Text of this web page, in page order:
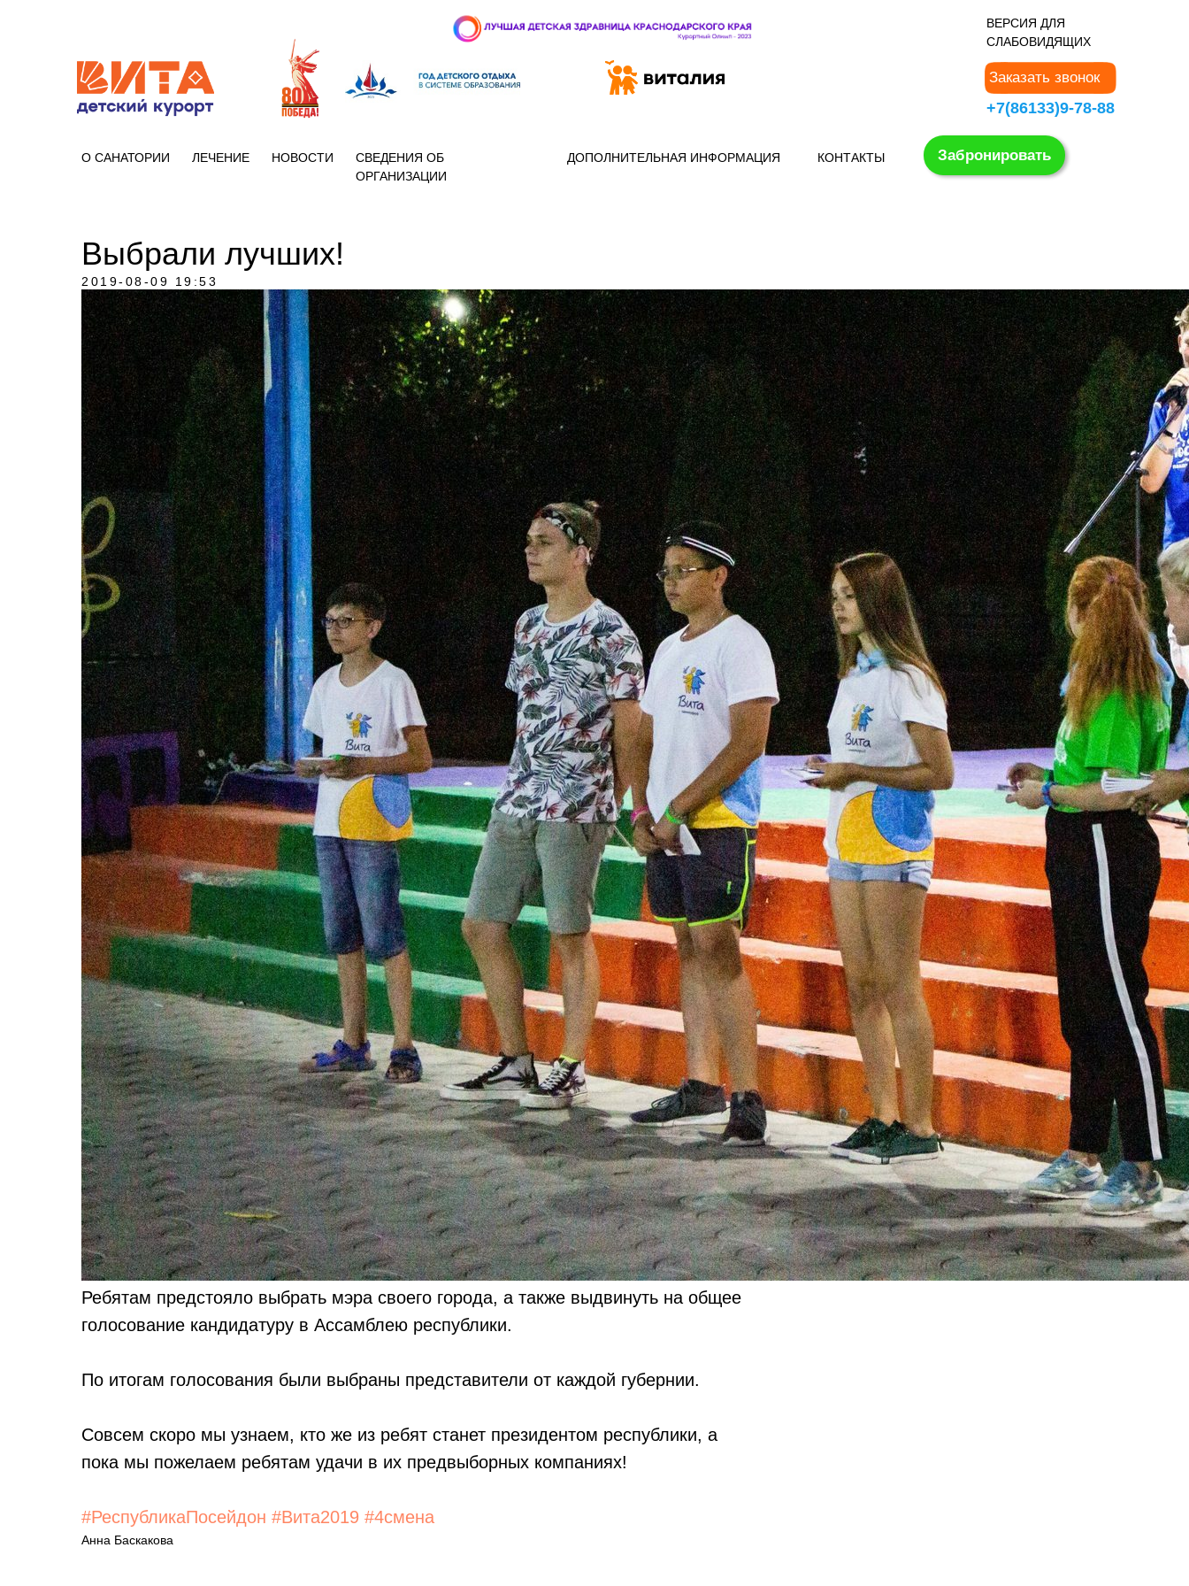
+7 (86133) 97-888 Заказать звонок
+7(86133)9-78-88
ВЕРСИЯ ДЛЯ
СЛАБОВИДЯЩИХ
О САНАТОРИИ Забронировать
КОНТАКТЫ
НОВОСТИ
СВЕДЕНИЯ ОБ
ОРГАНИЗАЦИИ
ДОПОЛНИТЕЛЬНАЯ ИНФОРМАЦИЯ
ЛЕЧЕНИЕ
Выбрали лучших!
2019-08-09 19:53
Ребятам предстояло выбрать мэра своего города, а также выдвинуть на общее
голосование кандидатуру в Ассамблею республики.
По итогам голосования были выбраны представители от каждой губернии.
Совсем скоро мы узнаем, кто же из ребят станет президентом республики, а
пока мы пожелаем ребятам удачи в их предвыборных компаниях!
#РеспубликаПосейдон #Вита2019 #4смена
Анна Баскакова